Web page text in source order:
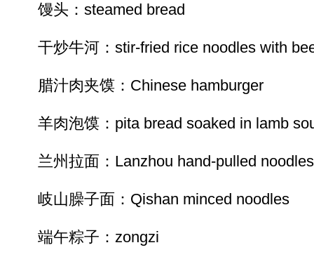
馒头：steamed bread
干炒牛河：stir-fried rice noodles with
腊汁肉夹馍：Chinese hamburger
羊肉泡馍：pita bread soaked in lamb
兰州拉面：Lanzhou hand-pulled noodles
岐山臊子面：Qishan minced noodles
端午粽子：zongzi